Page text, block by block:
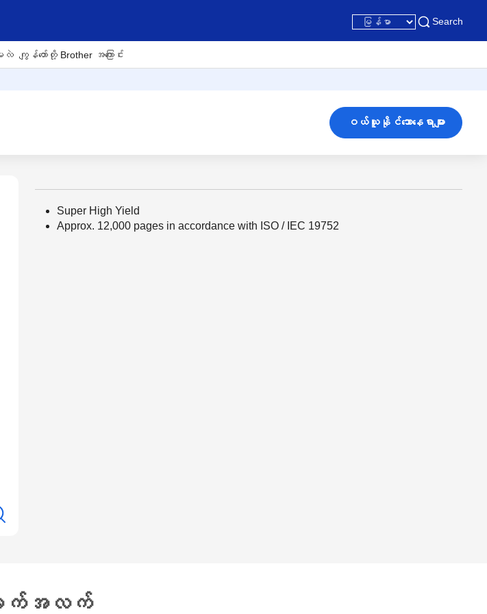
Search
လဲ ကျွန်တော်တို့ Brother အကြောင်း
ဝယ်ယူနိုင်သောနေရာများ
Super High Yield
Approx. 12,000 pages in accordance with ISO / IEC 19752
က်အလက်